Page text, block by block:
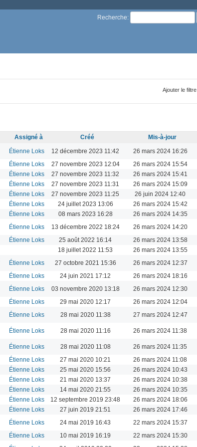
Recherche:
Ajouter le filtre
Assigné à Créé Mis-à-jour
Étienne Loks 12 décembre 2023 11:42 26 mars 2024 16:26
Étienne Loks 27 novembre 2023 12:04 26 mars 2024 15:54
Étienne Loks 27 novembre 2023 11:32 26 mars 2024 15:41
Étienne Loks 27 novembre 2023 11:31 26 mars 2024 15:09
Étienne Loks 27 novembre 2023 11:25 26 juin 2024 12:40
Étienne Loks 24 juillet 2023 13:06 26 mars 2024 15:42
Étienne Loks 08 mars 2023 16:28 26 mars 2024 14:35
Étienne Loks 13 décembre 2022 18:24 26 mars 2024 14:20
Étienne Loks 25 août 2022 16:14 26 mars 2024 13:58
18 juillet 2022 11:53 26 mars 2024 13:55
Étienne Loks 27 octobre 2021 15:36 26 mars 2024 12:37
Étienne Loks 24 juin 2021 17:12 26 mars 2024 18:16
Étienne Loks 03 novembre 2020 13:18 26 mars 2024 12:30
Étienne Loks 29 mai 2020 12:17 26 mars 2024 12:04
Étienne Loks 28 mai 2020 11:38 27 mars 2024 12:47
Étienne Loks 28 mai 2020 11:16 26 mars 2024 11:38
Étienne Loks 28 mai 2020 11:08 26 mars 2024 11:35
Étienne Loks 27 mai 2020 10:21 26 mars 2024 11:08
Étienne Loks 25 mai 2020 15:56 26 mars 2024 10:43
Étienne Loks 21 mai 2020 13:37 26 mars 2024 10:38
Étienne Loks 14 mai 2020 21:55 26 mars 2024 10:35
Étienne Loks 12 septembre 2019 23:48 26 mars 2024 18:06
Étienne Loks 27 juin 2019 21:51 26 mars 2024 17:46
Étienne Loks 24 mai 2019 16:43 22 mars 2024 15:37
Étienne Loks 10 mai 2019 16:19 22 mars 2024 15:30